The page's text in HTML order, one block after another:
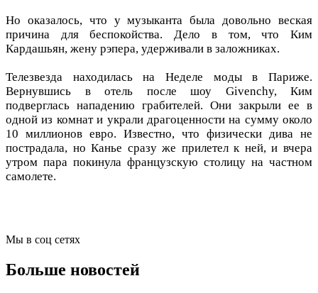
Но оказалось, что у музыканта была довольно веская
причина для беспокойства. Дело в том, что Ким
Кардашьян, жену рэпера, удерживали в заложниках.
Телезвезда находилась на Неделе моды в Париже.
Вернувшись в отель после шоу Givenchy, Ким
подверглась нападению грабителей. Они закрыли ее в
одной из комнат и украли драгоценности на сумму около
10 миллионов евро. Известно, что физически дива не
пострадала, но Канье сразу же прилетел к ней, и вчера
утром пара покинула французскую столицу на частном
самолете.
Мы в соц сетях
Больше новостей